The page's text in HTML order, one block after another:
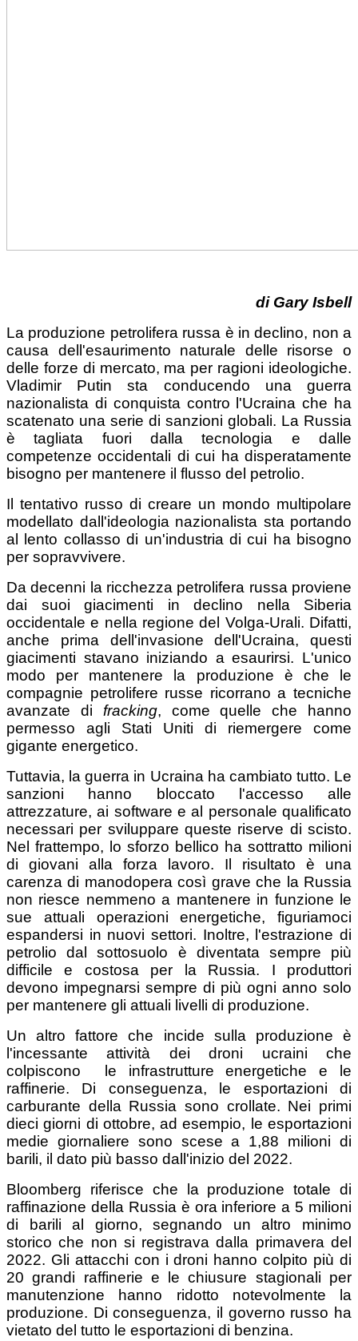
di Gary Isbell
La produzione petrolifera russa è in declino, non a
causa dell'esaurimento naturale delle risorse o
delle forze di mercato, ma per ragioni ideologiche.
Vladimir Putin sta conducendo una guerra
nazionalista di conquista contro l'Ucraina che ha
scatenato una serie di sanzioni globali. La Russia
è tagliata fuori dalla tecnologia e dalle
competenze occidentali di cui ha disperatamente
bisogno per mantenere il flusso del petrolio.
Il tentativo russo di creare un mondo multipolare
modellato dall'ideologia nazionalista sta portando
al lento collasso di un'industria di cui ha bisogno
per sopravvivere.
Da decenni la ricchezza petrolifera russa proviene
dai suoi giacimenti in declino nella Siberia
occidentale e nella regione del Volga-Urali. Difatti,
anche prima dell'invasione dell'Ucraina, questi
giacimenti stavano iniziando a esaurirsi. L'unico
modo per mantenere la produzione è che le
compagnie petrolifere russe ricorrano a tecniche
avanzate di fracking, come quelle che hanno
permesso agli Stati Uniti di riemergere come
gigante energetico.
Tuttavia, la guerra in Ucraina ha cambiato tutto. Le
sanzioni hanno bloccato l'accesso alle
attrezzature, ai software e al personale qualificato
necessari per sviluppare queste riserve di scisto.
Nel frattempo, lo sforzo bellico ha sottratto milioni
di giovani alla forza lavoro. Il risultato è una
carenza di manodopera così grave che la Russia
non riesce nemmeno a mantenere in funzione le
sue attuali operazioni energetiche, figuriamoci
espandersi in nuovi settori. Inoltre, l'estrazione di
petrolio dal sottosuolo è diventata sempre più
difficile e costosa per la Russia. I produttori
devono impegnarsi sempre di più ogni anno solo
per mantenere gli attuali livelli di produzione.
Un altro fattore che incide sulla produzione è
l'incessante attività dei droni ucraini che
colpiscono le infrastrutture energetiche e le
raffinerie. Di conseguenza, le esportazioni di
carburante della Russia sono crollate. Nei primi
dieci giorni di ottobre, ad esempio, le esportazioni
medie giornaliere sono scese a 1,88 milioni di
barili, il dato più basso dall'inizio del 2022.
Bloomberg riferisce che la produzione totale di
raffinazione della Russia è ora inferiore a 5 milioni
di barili al giorno, segnando un altro minimo
storico che non si registrava dalla primavera del
2022. Gli attacchi con i droni hanno colpito più di
20 grandi raffinerie e le chiusure stagionali per
manutenzione hanno ridotto notevolmente la
produzione. Di conseguenza, il governo russo ha
vietato del tutto le esportazioni di benzina.